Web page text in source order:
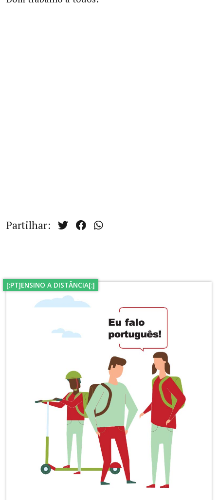
Partilhar:
[:PT]ENSINO A DISTÂNCIA[:]